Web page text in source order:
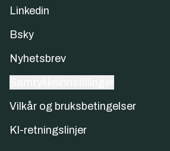
Linkedin
Bsky
Nyhetsbrev
Vilkår og bruksbetingelser
KI-retningslinjer